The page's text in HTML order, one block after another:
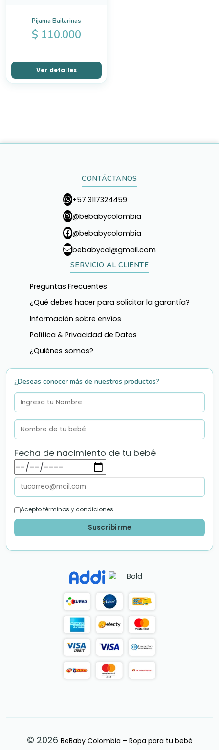
Pijama Bailarinas
$ 110.000
Ver detalles
CONTÁCTANOS
+57 3117324459
@bebabycolombia
@bebabycolombia
bebabycol@gmail.com
SERVICIO AL CLIENTE
Preguntas Frecuentes
¿Qué debes hacer para solicitar la garantía?
Información sobre envíos
Política & Privacidad de Datos
¿Quiénes somos?
¿Deseas conocer más de nuestros productos?
Fecha de nacimiento de tu bebé
Acepto términos y condiciones
© 2026 BeBaby Colombia – Ropa para tu bebé